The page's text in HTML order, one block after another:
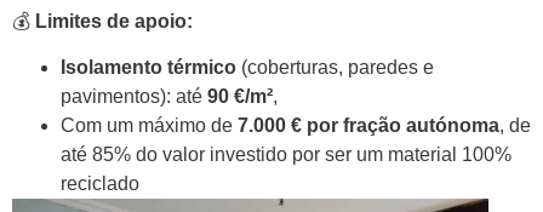
💰 Limites de apoio:
Isolamento térmico (coberturas, paredes e
pavimentos): até 90 €/m²,
Com um máximo de 7.000 € por fração autónoma, de
até 85% do valor investido por ser um material 100%
reciclado